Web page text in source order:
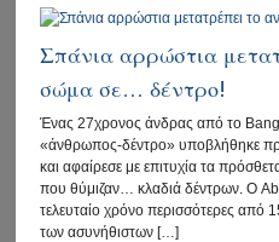
Σπάνια αρρώστια
σώμα σε… δέντρο!
Ένας 27χρονος άνδρας από το
«άνθρωπος-δέντρο» υποβλήθηκε
και αφαίρεσε με επιτυχία τα
που θύμιζαν… κλαδιά δέντρων. Ο
τελευταίο χρόνο περισσότερες από
των ασυνήθιστων […]